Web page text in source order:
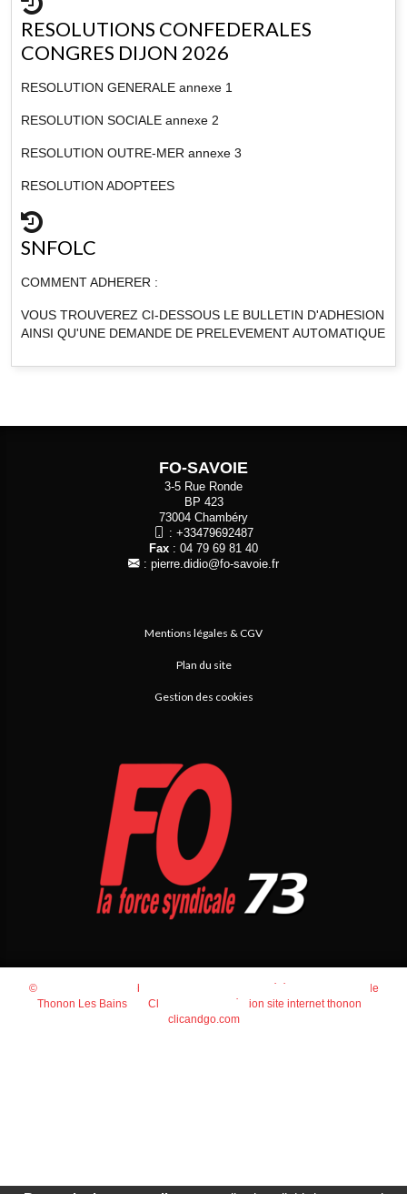
RESOLUTIONS CONFEDERALES
CONGRES DIJON 2026
RESOLUTION GENERALE annexe 1
RESOLUTION SOCIALE annexe 2
RESOLUTION OUTRE-MER annexe 3
RESOLUTION ADOPTEES
SNFOLC
COMMENT ADHERER :
VOUS TROUVEREZ CI-DESSOUS LE BULLETIN D'ADHESION
AINSI QU'UNE DEMANDE DE PRELEVEMENT AUTOMATIQUE
FO-SAVOIE
3-5 Rue Ronde
BP 423
73004 Chambéry
: +33479692487
Fax : 04 79 69 81 40
: pierre.didio@fo-savoie.fr
Mentions légales & CGV
Plan du site
Gestion des cookies
© 2026 Agence Web Thonon Les Bains
Référencement Google
Thonon Les Bains
Clic And Go
création site internet thonon
clicandgo.com